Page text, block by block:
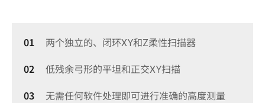
两个独立的、闭环XY和Z柔性扫描器
低残余弓形的平坦和正交XY扫描
无需任何软件处理即可进行准确的高度测量